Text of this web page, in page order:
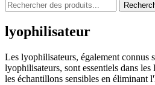
lyophilisateur
Les lyophilisateurs, également connus
lyophilisateurs, sont essentiels dans
les échantillons sensibles en éliminant